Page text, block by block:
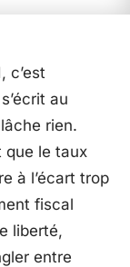
c’est
au
rien.
que le taux
à l’écart trop
fiscal
liberté,
entre